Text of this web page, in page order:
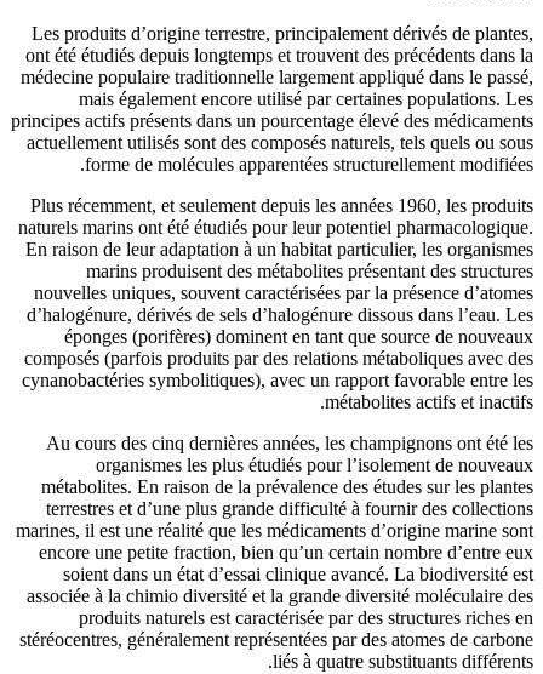
Les produits d’origine terrestre,
ont été étudiés depuis longtemps
médecine populaire traditionnelle
mais également encore
principes actifs présents dans un
actuellement utilisés sont des
forme de molécules
Plus récemment, et seulement
naturels marins ont été étudiés
En raison de leur adaptation à un
marins produisent des
nouvelles uniques, souvent
d’halogénure, dérivés de sels
éponges (porifères)
composés (parfois produits par
cynanobactéries symbolitiques),
Au cours des cinq dernières
organismes les plus
métabolites. En raison de la
terrestres et d’une plus grande
marines, il est une réalité que les
encore une petite fraction, bien
soient dans un état d’essai
associée à la chimio diversité et
produits naturels est
stéréocentres, généralement